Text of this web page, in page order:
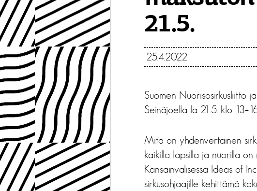
21.5.
25.4.2022
Suomen Nuorisosirkusliitto
Seinäjoella la 21.5. klo
Mitä on yhdenvertainen
kaikilla lapsilla ja nuorilla on
Kansainvälisessä Ideas of
sirkusohjaajille kehittämä